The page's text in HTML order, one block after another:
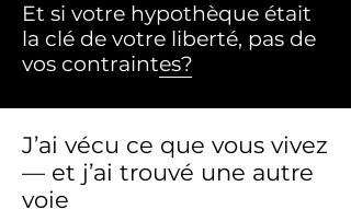
Et si votre hypothèque était
la clé de votre liberté, pas de
vos contraintes?
J’ai vécu ce que vous vivez
— et j’ai trouvé une autre
voie